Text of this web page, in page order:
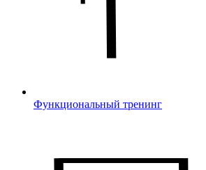
Функциональный тренинг